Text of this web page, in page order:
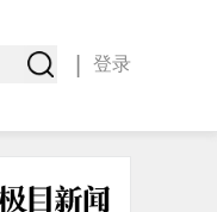
登录